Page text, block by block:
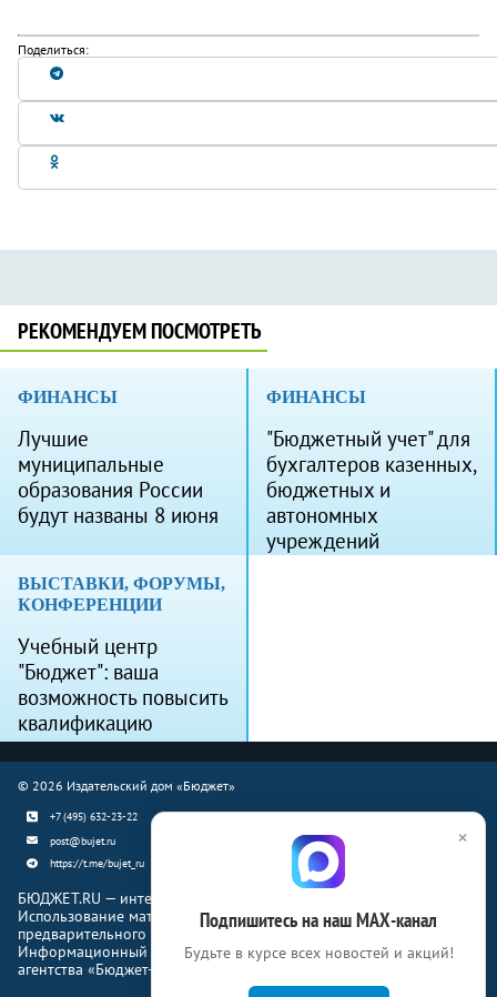
Поделиться:
РЕКОМЕНДУЕМ ПОСМОТРЕТЬ
ФИНАНСЫ
Лучшие
муниципальные
образования России
будут названы 8 июня
ФИНАНСЫ
"Бюджетный учет" для
бухгалтеров казенных,
бюджетных и
автономных
учреждений
ВЫСТАВКИ, ФОРУМЫ,
КОНФЕРЕНЦИИ
Учебный центр
"Бюджет": ваша
возможность повысить
квалификацию
© 2026 Издательский дом «Бюджет»
+7 (495) 632-23-22
post@bujet.ru
https://t.me/bujet_ru
БЮДЖЕТ.RU — интернет-издание о финансовой жизни страны.
Использование материалов Бюджет.ru разрешено только с
предварительного письменного согласия правообладателей.
Информационный продукт «Журнал Бюджет» информационного
агентства «Бюджет-Медиа»
×
Подпишитесь на наш МАХ-канал
Будьте в курсе всех новостей и акций!